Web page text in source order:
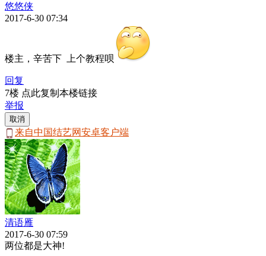
悠悠侠
2017-6-30 07:34
楼主，辛苦下 上个教程呗
回复
7楼 点此复制本楼链接
举报
取消
来自中国结艺网安卓客户端
清语雁
2017-6-30 07:59
两位都是大神!